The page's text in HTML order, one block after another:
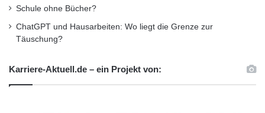
Schule ohne Bücher?
ChatGPT und Hausarbeiten: Wo liegt die Grenze zur
Täuschung?
Karriere-Aktuell.de – ein Projekt von: